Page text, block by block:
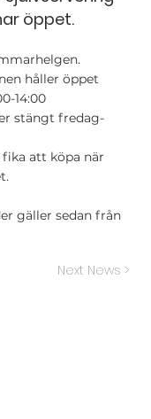
öppet.
håller öppet
14:00
stängt fredag-
att köpa när
gäller sedan från
Next News >